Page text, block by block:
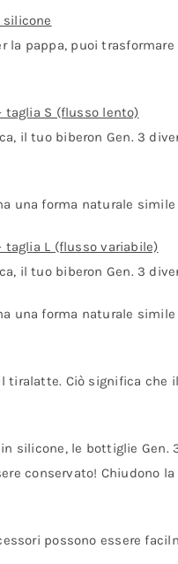
silicone
la pappa, puoi
S (flusso lento)
il tuo biberon Gen. 3
una forma naturale
L (flusso variabile)
il tuo biberon Gen. 3
una forma naturale
tiralatte. Ciò significa
silicone, le bottiglie
conservato! Chiudono
possono essere